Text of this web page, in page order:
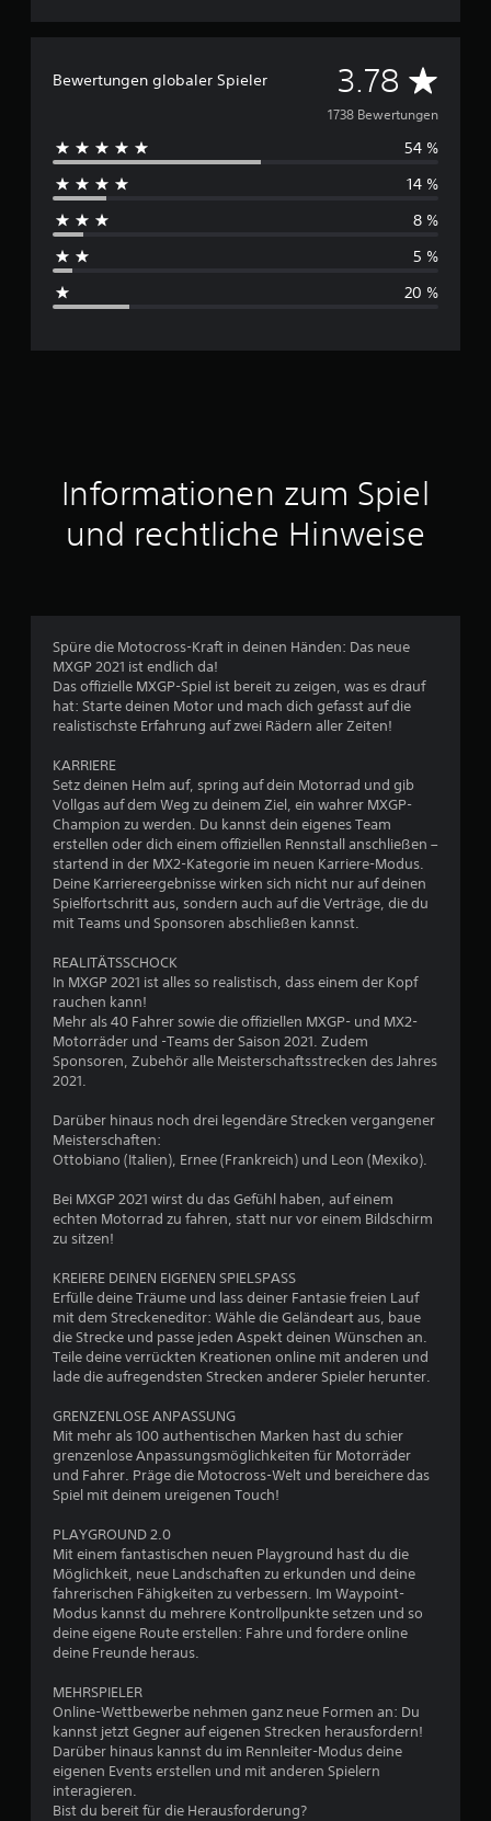
Bewertungen globaler Spieler 3.78 D
u
r
c
s
h
t
t
c
h
e
w
e
t
u
n
:
3
.
8
v
o
5
t
e
n
e
1738 Bewertungen
54 %
14 %
8 %
5 %
20 %
Informationen zum Spiel
und rechtliche Hinweise
Spüre die Motocross-Kraft in deinen Händen: Das neue
MXGP 2021 ist endlich da!
Das offizielle MXGP-Spiel ist bereit zu zeigen, was es drauf
hat: Starte deinen Motor und mach dich gefasst auf die
realistischste Erfahrung auf zwei Rädern aller Zeiten!
KARRIERE
Setz deinen Helm auf, spring auf dein Motorrad und gib
Vollgas auf dem Weg zu deinem Ziel, ein wahrer MXGP-
Champion zu werden. Du kannst dein eigenes Team
erstellen oder dich einem offiziellen Rennstall anschließen –
startend in der MX2-Kategorie im neuen Karriere-Modus.
Deine Karriereergebnisse wirken sich nicht nur auf deinen
Spielfortschritt aus, sondern auch auf die Verträge, die du
mit Teams und Sponsoren abschließen kannst.
REALITÄTSSCHOCK
In MXGP 2021 ist alles so realistisch, dass einem der Kopf
rauchen kann!
Mehr als 40 Fahrer sowie die offiziellen MXGP- und MX2-
Motorräder und -Teams der Saison 2021. Zudem
Sponsoren, Zubehör alle Meisterschaftsstrecken des Jahres
2021.
Darüber hinaus noch drei legendäre Strecken vergangener
Meisterschaften:
Ottobiano (Italien), Ernee (Frankreich) und Leon (Mexiko).
Bei MXGP 2021 wirst du das Gefühl haben, auf einem
echten Motorrad zu fahren, statt nur vor einem Bildschirm
zu sitzen!
KREIERE DEINEN EIGENEN SPIELSPASS
Erfülle deine Träume und lass deiner Fantasie freien Lauf
mit dem Streckeneditor: Wähle die Geländeart aus, baue
die Strecke und passe jeden Aspekt deinen Wünschen an.
Teile deine verrückten Kreationen online mit anderen und
lade die aufregendsten Strecken anderer Spieler herunter.
GRENZENLOSE ANPASSUNG
Mit mehr als 100 authentischen Marken hast du schier
grenzenlose Anpassungsmöglichkeiten für Motorräder
und Fahrer. Präge die Motocross-Welt und bereichere das
Spiel mit deinem ureigenen Touch!
PLAYGROUND 2.0
Mit einem fantastischen neuen Playground hast du die
Möglichkeit, neue Landschaften zu erkunden und deine
fahrerischen Fähigkeiten zu verbessern. Im Waypoint-
Modus kannst du mehrere Kontrollpunkte setzen und so
deine eigene Route erstellen: Fahre und fordere online
deine Freunde heraus.
MEHRSPIELER
Online-Wettbewerbe nehmen ganz neue Formen an: Du
kannst jetzt Gegner auf eigenen Strecken herausfordern!
Darüber hinaus kannst du im Rennleiter-Modus deine
eigenen Events erstellen und mit anderen Spielern
interagieren.
Bist du bereit für die Herausforderung?